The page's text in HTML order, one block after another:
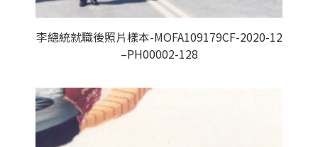
李總統就職後照片樣本-MOFA109179CF-2020-12
–PH00002-128